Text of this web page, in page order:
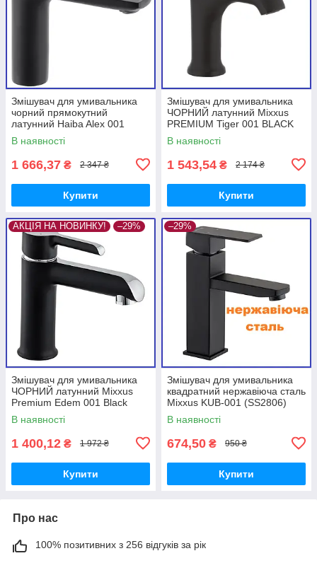
Змішувач для умивальника
чорний прямокутний
латунний Haiba Alex 001
Black (HB3921)
В наявності
1 666,37 ₴ 2 347 ₴
Купити
Змішувач для умивальника
ЧОРНИЙ латунний Mixxus
PREMIUM Tiger 001 BLACK
(MI0564)
В наявності
1 543,54 ₴ 2 174 ₴
Купити
АКЦІЯ НА НОВИНКУ! –29%
Змішувач для умивальника
ЧОРНИЙ латунний Mixxus
Premium Edem 001 Black
(MI5838)
В наявності
1 400,12 ₴ 1 972 ₴
Купити
–29%
Змішувач для умивальника
квадратний нержавіюча сталь
Mixxus KUB-001 (SS2806)
В наявності
674,50 ₴ 950 ₴
Купити
Про нас
100% позитивних з 256 відгуків за рік